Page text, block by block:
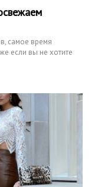
самое время
если вы не хотите